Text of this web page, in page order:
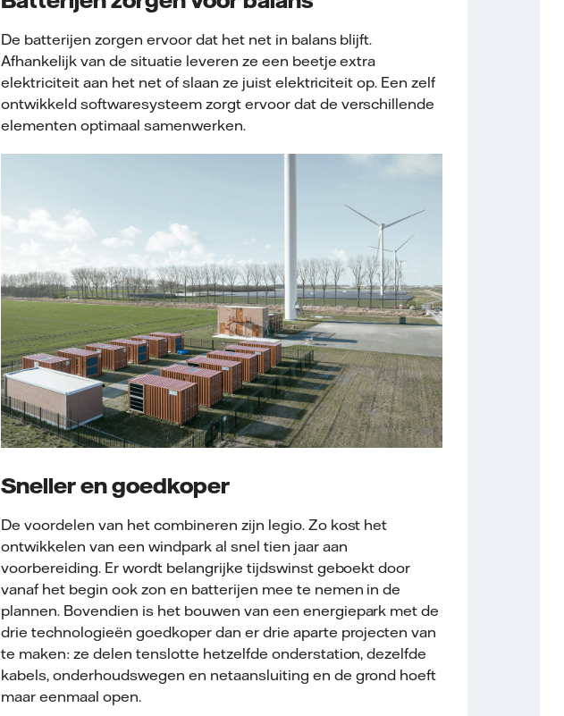
De batterijen zorgen ervoor dat het net in balans blijft.
Afhankelijk van de situatie leveren ze een beetje extra
elektriciteit aan het net of slaan ze juist elektriciteit op. Een zelf
ontwikkeld softwaresysteem zorgt ervoor dat de verschillende
elementen optimaal samenwerken.
Sneller en goedkoper
De voordelen van het combineren zijn legio. Zo kost het
ontwikkelen van een windpark al snel tien jaar aan
voorbereiding. Er wordt belangrijke tijdswinst geboekt door
vanaf het begin ook zon en batterijen mee te nemen in de
plannen. Bovendien is het bouwen van een energiepark met de
drie technologieën goedkoper dan er drie aparte projecten van
te maken: ze delen tenslotte hetzelfde onderstation, dezelfde
kabels, onderhoudswegen en netaansluiting en de grond hoeft
maar eenmaal open.